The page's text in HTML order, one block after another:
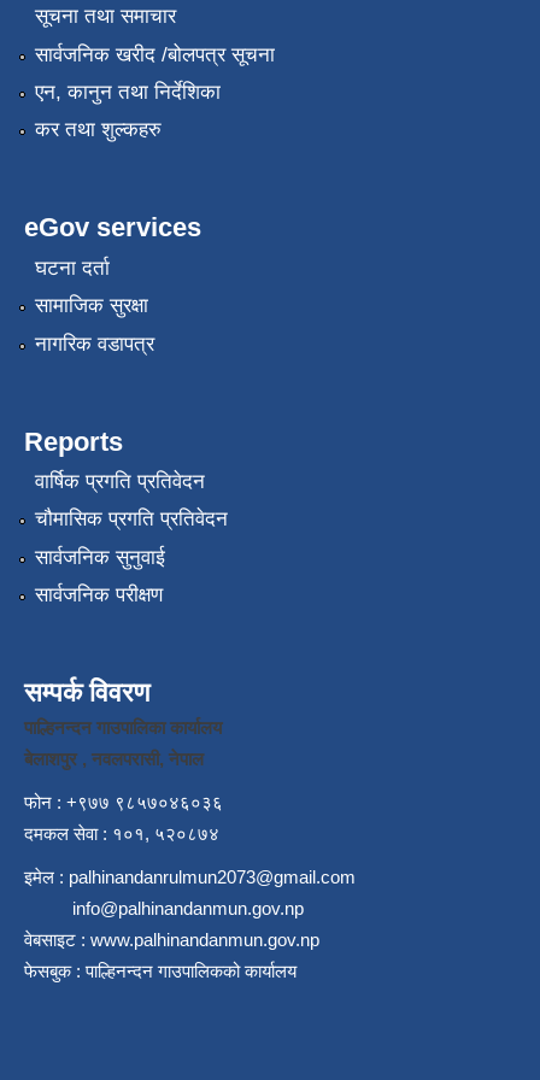
सूचना तथा समाचार
सार्वजनिक खरीद /बोलपत्र सूचना
एन, कानुन तथा निर्देशिका
कर तथा शुल्कहरु
eGov services
घटना दर्ता
सामाजिक सुरक्षा
नागरिक वडापत्र
Reports
वार्षिक प्रगति प्रतिवेदन
चौमासिक प्रगति प्रतिवेदन
सार्वजनिक सुनुवाई
सार्वजनिक परीक्षण
सम्पर्क विवरण
पाल्हिनन्दन गाउपालिका कार्यालय
बेलाशपुर , नवलपरासी, नेपाल
फोन : +९७७ ९८५७०४६०३६
दमकल सेवा : १०१, ५२०८७४
इमेल : palhinandanrulmun2073@gmail.com
info@palhinandanmun.gov.np
वेबसाइट : www.palhinandanmun.gov.np
फेसबुक :पाल्हिनन्दन गाउपालिकको कार्यालय